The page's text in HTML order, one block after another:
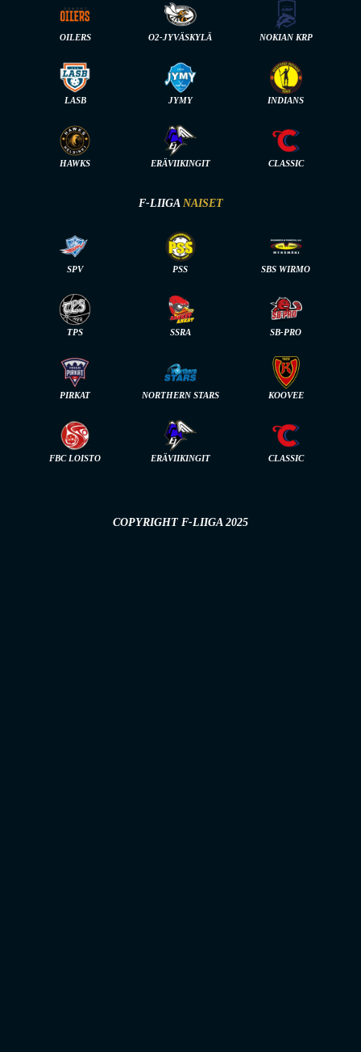
OILERS O2-JYVÄSKYLÄ NOKIAN KRP
LASB JYMY INDIANS
HAWKS ERÄVIIKINGIT CLASSIC
F-LIIGA NAISET
SPV PSS SBS WIRMO
TPS SSRA SB-PRO
PIRKAT NORTHERN STARS KOOVEE
FBC LOISTO ERÄVIIKINGIT CLASSIC
COPYRIGHT F-LIIGA 2025